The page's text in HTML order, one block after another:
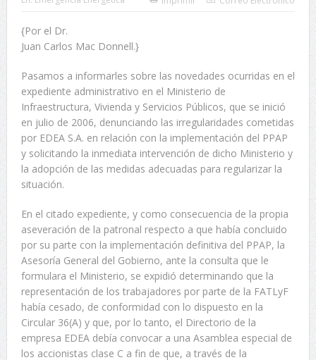
{Por el Dr.
Juan Carlos Mac Donnell.}
Pasamos a informarles sobre las novedades ocurridas en el
expediente administrativo en el Ministerio de
Infraestructura, Vivienda y Servicios Públicos, que se inició
en julio de 2006, denunciando las irregularidades cometidas
por EDEA S.A. en relación con la implementación del PPAP
y solicitando la inmediata intervención de dicho Ministerio y
la adopción de las medidas adecuadas para regularizar la
situación.
En el citado expediente, y como consecuencia de la propia
aseveración de la patronal respecto a que había concluido
por su parte con la implementación definitiva del PPAP, la
Asesoría General del Gobierno, ante la consulta que le
formulara el Ministerio, se expidió determinando que la
representación de los trabajadores por parte de la FATLyF
había cesado, de conformidad con lo dispuesto en la
Circular 36(A) y que, por lo tanto, el Directorio de la
empresa EDEA debía convocar a una Asamblea especial de
los accionistas clase C a fin de que, a través de la